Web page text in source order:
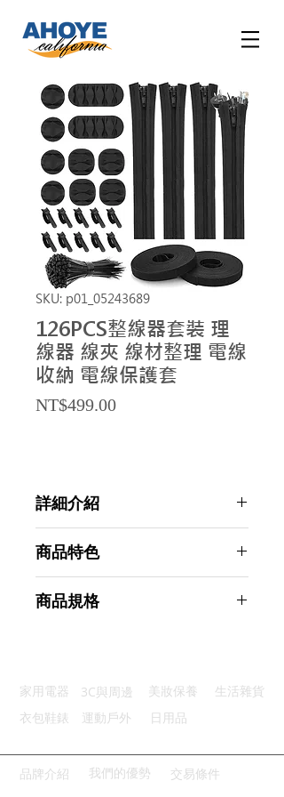
SKU: p01_05243689
126PCS整線器套裝 理
線器 線夾 線材整理 電線
收納 電線保護套
NT$499.00Price
詳細介紹
商品特色
美觀整齊：有效收納整齊不凌亂
商品規格
主要材質：塑料、矽膠、尼龍
商品尺寸：27*19*5cm
產地名稱：中國大陸
代理商：亞桓有限公司
家用電器 3C與周邊 美妝保養
生活雜貨
衣包鞋錶
運動戶外 日用品
品牌介紹 我們的優勢 交易條件